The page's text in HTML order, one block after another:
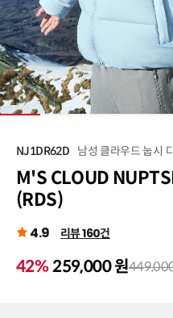
1/9
NJ1DR62D 남성 클라우드 눕시
M'S CLOUD
(RDS)
4.9 리뷰 160건
42% 259,000 원